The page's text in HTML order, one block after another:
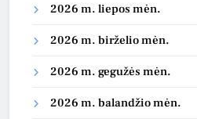
2026 m. liepos mėn.
2026 m. birželio mėn.
2026 m. gegužės mėn.
2026 m. balandžio mėn.